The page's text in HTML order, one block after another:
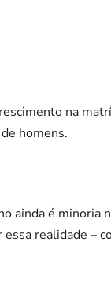
na
homens.
ainda é minoria
realidade –